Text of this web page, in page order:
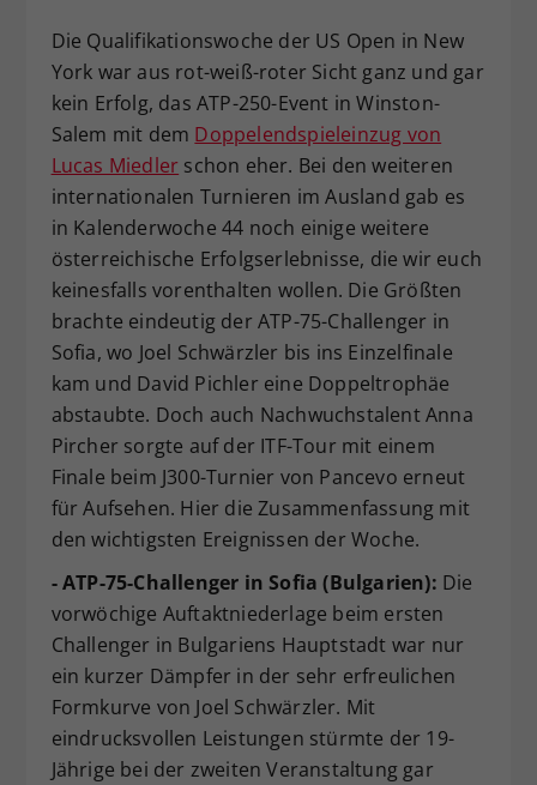
Die Qualifikationswoche der US Open in New
York war aus rot-weiß-roter Sicht ganz und gar
kein Erfolg, das ATP-250-Event in Winston-
Salem mit dem Doppelendspieleinzug von
Lucas Miedler schon eher. Bei den weiteren
internationalen Turnieren im Ausland gab es
in Kalenderwoche 44 noch einige weitere
österreichische Erfolgserlebnisse, die wir euch
keinesfalls vorenthalten wollen. Die Größten
brachte eindeutig der ATP-75-Challenger in
Sofia, wo Joel Schwärzler bis ins Einzelfinale
kam und David Pichler eine Doppeltrophäe
abstaubte. Doch auch Nachwuchstalent Anna
Pircher sorgte auf der ITF-Tour mit einem
Finale beim J300-Turnier von Pancevo erneut
für Aufsehen. Hier die Zusammenfassung mit
den wichtigsten Ereignissen der Woche.
- ATP-75-Challenger in Sofia (Bulgarien): Die
vorwöchige Auftaktniederlage beim ersten
Challenger in Bulgariens Hauptstadt war nur
ein kurzer Dämpfer in der sehr erfreulichen
Formkurve von Joel Schwärzler. Mit
eindrucksvollen Leistungen stürmte der 19-
Jährige bei der zweiten Veranstaltung gar
Zweck
Dieser Wert speichert Ihre Consent-
Einstellungen. Unter anderem eine
zufällig generierte ID, für die
historische Speicherung Ihrer
vorgenommen Einstellungen, falls der
Webseiten-Betreiber dies eingestellt
hat.